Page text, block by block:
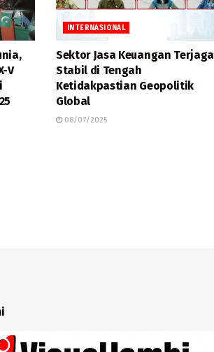
V
INTERNASIONAL
Sektor Jasa Keuangan Terjaga
Stabil di Tengah
Ketidakpastian Geopolitik
Global
08/07/2025